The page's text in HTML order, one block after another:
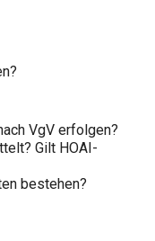
VgV erfolgen?
Gilt HOAI-
bestehen?